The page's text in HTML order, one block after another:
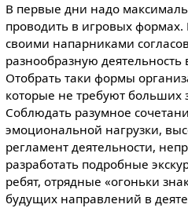
В первые дни надо
проводить в игровых
своими напарниками
разнообразную
Отобрать таки формы
которые не требуют больших
Соблюдать разумное
эмоциональной нагрузки,
регламент деятельности,
разработать подробные
ребят, отрядные «огоньки
будущих направлений в